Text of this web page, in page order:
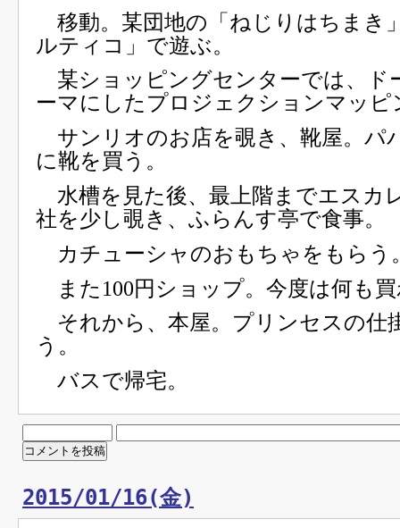
移動。某団地の「ねじりはちまき
ルティコ」で遊ぶ。
某ショッピングセンターでは、ド
ーマにしたプロジェクションマッピ
サンリオのお店を覗き、靴屋。パ
に靴を買う。
水槽を見た後、最上階までエスカ
社を少し覗き、ふらんす亭で食事。
カチューシャのおもちゃをもらう
また100円ショップ。今度は何も
それから、本屋。プリンセスの仕
う。
バスで帰宅。
2015/01/16(金)